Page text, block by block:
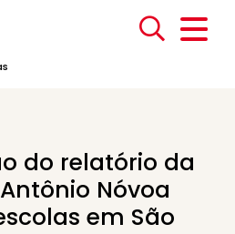
do relatório da
Nóvoa
em São